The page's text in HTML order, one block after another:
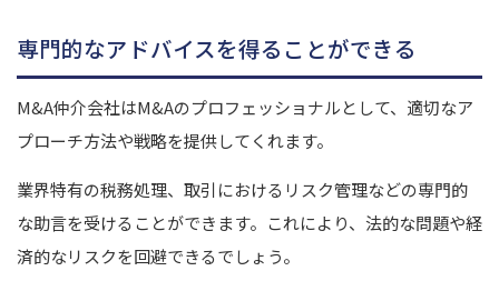
専門的なアドバイスを得ることができる
M&A仲介会社はM&Aのプロフェッショナルとして、適切なア
プローチ方法や戦略を提供してくれます。
業界特有の税務処理、取引におけるリスク管理などの専門的
な助言を受けることができます。これにより、法的な問題や経
済的なリスクを回避できるでしょう。